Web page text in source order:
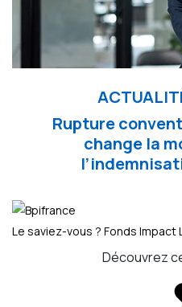
Rupture
change la
Le saviez-vous ? Fonds Impact
Découvrez